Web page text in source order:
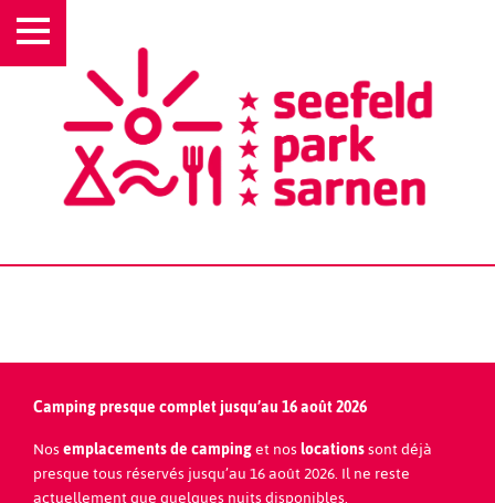
Camping presque complet jusqu’au 16 août 2026
Nosemplacements de campinget noslocationssont déjà
presque tous réservés jusqu’au 16 août 2026. Il ne reste
ÉQUIPE SEEFELD PARK